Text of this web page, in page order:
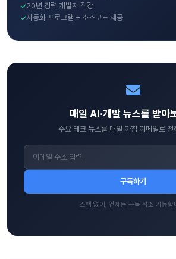
20년 경력 개발자 직강
자동화 프로그램 + 소스코드 제공
매일 AI·개발 뉴스를 받아
주요 테크 뉴스를 매일 아침 이메일로 전
구독하기
스팸 없이, 언제든 구독 취소 가능합